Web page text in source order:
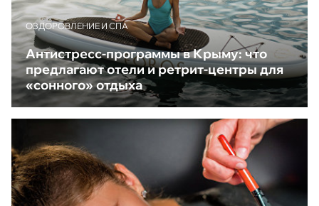
ОЗДОРОВЛЕНИЕ И СПА
Антистресс-программы в Крыму: что
предлагают отели и ретрит-центры для
«сонного» отдыха